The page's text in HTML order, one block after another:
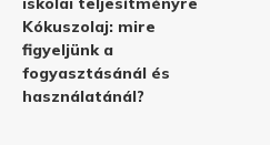
Kókuszolaj: mire
figyeljünk a
fogyasztásánál és
használatánál?